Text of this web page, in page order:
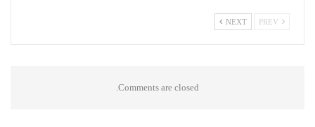
NEXT
Comments are closed.